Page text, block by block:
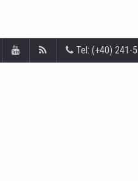
Tel: (+40) 241-